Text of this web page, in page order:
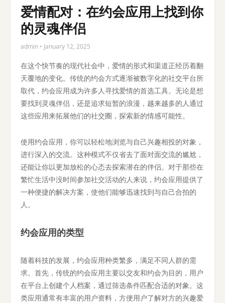
爱情配对：在约会应用上找到你
的灵魂伴侣
admin • January 12, 2025
在这个快节奏的现代社会中，爱情的形式和渠道正经历着翻
天覆地的变化。传统的约会方式逐渐被数字化的社交平台所
取代，约会应用成为许多人寻找爱情的首选工具。无论是想
要找到灵魂伴侣，还是追求短暂的浪漫，越来越多的人通过
这些应用来拓展他们的社交圈，探索新的情感可能性。
使用约会应用，你可以轻松地浏览与自己兴趣相投的对象，
进行深入的交流。这种模式不仅省去了面对面交流的尴尬，
还能让你以更加放松的心态去探索潜在的伴侣。对于那些在
繁忙生活中没时间参加社交活动的人来说，约会应用提供了
一种便捷的解决方案，使他们能够迅速找到与自己合拍的
人。
约会应用的类型
随着科技的发展，约会应用种类繁多，满足不同人群的需
求。首先，传统的约会应用主要以交友和约会为目的，用户
在平台上创建个人档案，通过筛选条件匹配合适的对象。这
类应用通常有丰富的用户资料，方便用户了解对方的兴趣爱